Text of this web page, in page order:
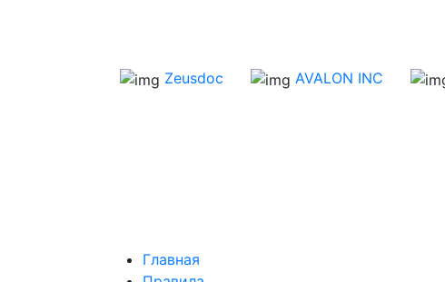
Zeusdoc AVALON INC
Главная